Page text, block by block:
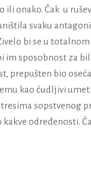
ili onako. Čak u
svaku
bi se u
im sposobnost za
prepušten bio
kao ćudljivi
sopstvenog
određenosti.